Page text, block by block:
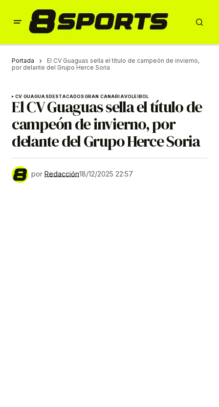
Portada
El CV Guaguas sella el título de campeón de invierno,
por delante del Grupo Herce Soria
CV GUAGUASDESTACADOSGRAN CANARIAVOLEIBOL
El CV Guaguas sella el título de
campeón de invierno, por
delante del Grupo Herce Soria
por Redacción18/12/2025 22:57